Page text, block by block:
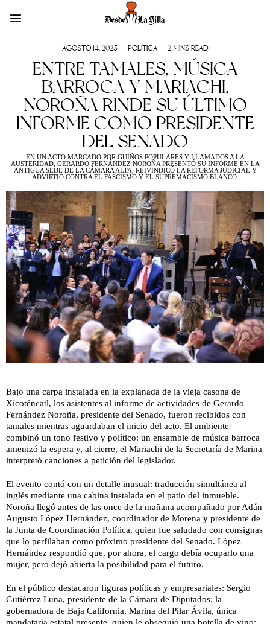
AGOSTO 14, 2025 POLÍTICA 2 MINS READ
ENTRE TAMALES, MÚSICA
BARROCA Y MARIACHI,
NOROÑA RINDE SU ÚLTIMO
INFORME COMO PRESIDENTE
DEL SENADO
EN UN ACTO MARCADO POR GUIÑOS POPULARES Y LLAMADOS A LA
AUSTERIDAD, GERARDO FERNÁNDEZ NOROÑA PRESENTÓ SU INFORME EN LA
ANTIGUA SEDE DE LA CÁMARA ALTA, REIVINDICÓ LA REFORMA JUDICIAL Y
ADVIRTIÓ CONTRA EL FASCISMO Y EL SUPREMACISMO BLANCO.
Bajo una carpa instalada en la explanada de la vieja casona de
Xicoténcatl, los asistentes al informe de actividades de Gerardo
Fernández Noroña, presidente del Senado, fueron recibidos con
tamales mientras aguardaban el inicio del acto. El ambiente
combinó un tono festivo y político: un ensamble de música barroca
amenizó la espera y, al cierre, el Mariachi de la Secretaría de Marina
interpretó canciones a petición del legislador.
El evento contó con un detalle inusual: traducción simultánea al
inglés mediante una cabina instalada en el patio del inmueble.
Noroña llegó antes de las once de la mañana acompañado por Adán
Augusto López Hernández, coordinador de Morena y presidente de
la Junta de Coordinación Política, quien fue saludado con consignas
que lo perfilaban como próximo presidente del Senado. López
Hernández respondió que, por ahora, el cargo debía ocuparlo una
mujer, pero dejó abierta la posibilidad para el futuro.
En el público destacaron figuras políticas y empresariales: Sergio
Gutiérrez Luna, presidente de la Cámara de Diputados; la
gobernadora de Baja California, Marina del Pilar Ávila, única